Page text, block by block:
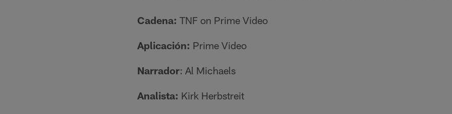
Cadena: TNF on Prime Video
Aplicación: Prime Video
Narrador: Al Michaels
Analista: Kirk Herbstreit